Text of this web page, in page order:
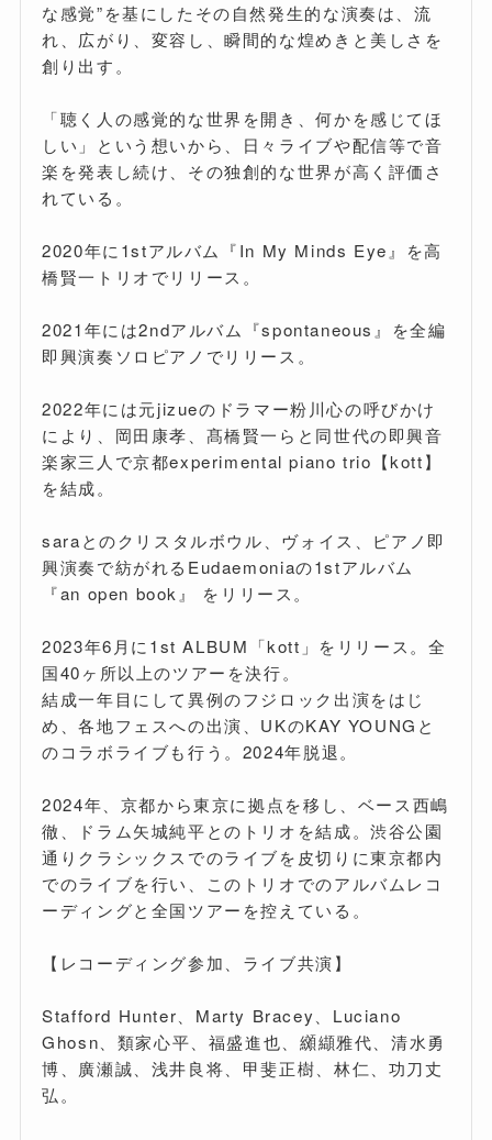
な感覚”を基にしたその自然発生的な演奏は、流
れ、広がり、変容し、瞬間的な煌めきと美しさを
創り出す。
「聴く人の感覚的な世界を開き、何かを感じてほ
しい」という想いから、日々ライブや配信等で音
楽を発表し続け、その独創的な世界が高く評価さ
れている。
2020年に1stアルバム『In My Minds Eye』を高
橋賢一トリオでリリース。
2021年には2ndアルバム『spontaneous』を全編
即興演奏ソロピアノでリリース。
2022年には元jizueのドラマー粉川心の呼びかけ
により、岡田康孝、髙橋賢一らと同世代の即興音
楽家三人で京都experimental piano trio【kott】
を結成。
saraとのクリスタルボウル、ヴォイス、ピアノ即
興演奏で紡がれるEudaemoniaの1stアルバム
『an open book』 をリリース。
2023年6月に1st ALBUM「kott」をリリース。全
国40ヶ所以上のツアーを決行。
結成一年目にして異例のフジロック出演をはじ
め、各地フェスへの出演、UKのKAY YOUNGと
のコラボライブも行う。2024年脱退。
2024年、京都から東京に拠点を移し、ベース西嶋
徹、ドラム矢城純平とのトリオを結成。渋谷公園
通りクラシックスでのライブを皮切りに東京都内
でのライブを行い、このトリオでのアルバムレコ
ーディングと全国ツアーを控えている。
【レコーディング参加、ライブ共演】
Stafford Hunter、Marty Bracey、Luciano
Ghosn、類家心平、福盛進也、纐纈雅代、清水勇
博、廣瀬誠、浅井良将、甲斐正樹、林仁、功刀丈
弘。